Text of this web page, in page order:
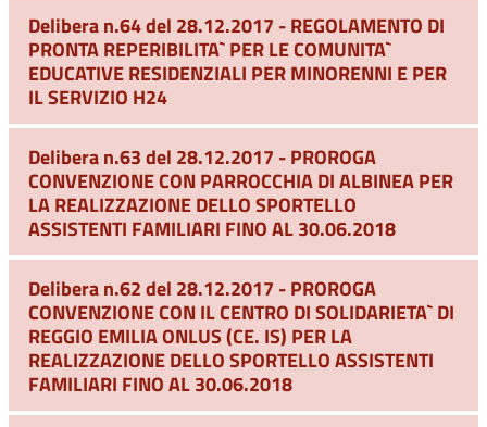
Delibera n.64 del 28.12.2017 - REGOLAMENTO DI
PRONTA REPERIBILITA` PER LE COMUNITA`
EDUCATIVE RESIDENZIALI PER MINORENNI E PER
IL SERVIZIO H24
Delibera n.63 del 28.12.2017 - PROROGA
CONVENZIONE CON PARROCCHIA DI ALBINEA PER
LA REALIZZAZIONE DELLO SPORTELLO
ASSISTENTI FAMILIARI FINO AL 30.06.2018
Delibera n.62 del 28.12.2017 - PROROGA
CONVENZIONE CON IL CENTRO DI SOLIDARIETA` DI
REGGIO EMILIA ONLUS (CE. IS) PER LA
REALIZZAZIONE DELLO SPORTELLO ASSISTENTI
FAMILIARI FINO AL 30.06.2018